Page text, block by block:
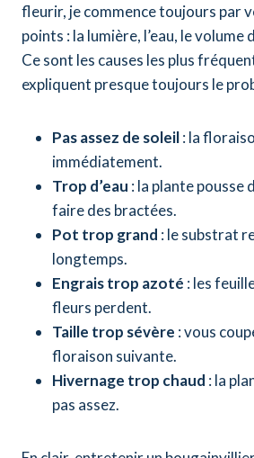
fleurir, je commence toujours par
points : la lumière, l’eau, le volume
Ce sont les causes les plus
expliquent presque toujours le
Pas assez de soleil: la
immédiatement.
Trop d’eau : la plante pousse
faire des bractées.
Pot trop grand : le substrat
longtemps.
Engrais trop azoté : les
fleurs perdent.
Taille trop sévère : vous
floraison suivante.
Hivernage trop chaud : la
pas assez.